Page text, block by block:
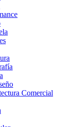
Comercial